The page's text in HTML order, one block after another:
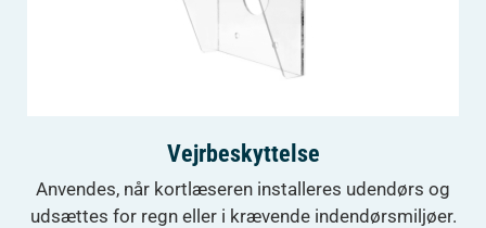
Vejrbeskyttelse
Anvendes, når kortlæseren installeres udendørs og
udsættes for regn eller i krævende indendørsmiljøer.